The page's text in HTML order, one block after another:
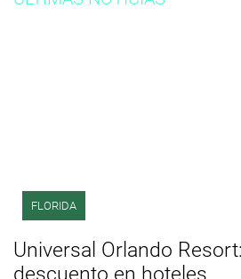
FLORIDA
Universal Orlando